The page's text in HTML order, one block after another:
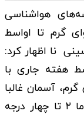
هواشناسی
گرم تا اواسط
نا اظهار کرد:
هفته جاری با
آسمان غالبا
صاف تا قسمتی ابری و روند افزایش دما ۲ تا چهار درجه